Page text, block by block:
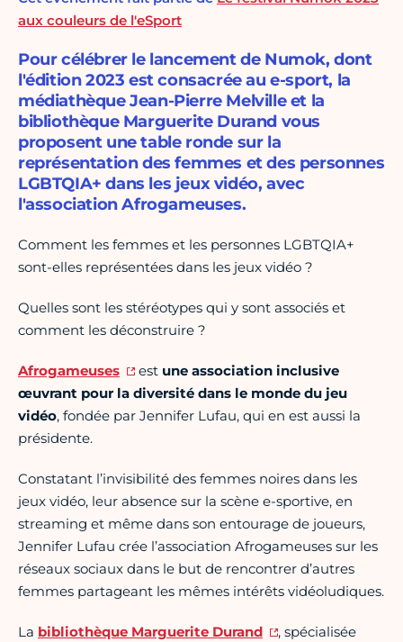
aux couleurs de l'eSport
Pour célébrer le lancement de Numok, dont
l'édition 2023 est consacrée au e-sport, la
médiathèque Jean-Pierre Melville et la
bibliothèque Marguerite Durand vous
proposent une table ronde sur la
représentation des femmes et des personnes
LGBTQIA+ dans les jeux vidéo, avec
l'association Afrogameuses.
Comment les femmes et les personnes LGBTQIA+
sont-elles représentées dans les jeux vidéo ?
Quelles sont les stéréotypes qui y sont associés et
comment les déconstruire ?
Afrogameuses est une association inclusive
œuvrant pour la diversité dans le monde du jeu
vidéo, fondée par Jennifer Lufau, qui en est aussi la
présidente.
Constatant l’invisibilité des femmes noires dans les
jeux vidéo, leur absence sur la scène e-sportive, en
streaming et même dans son entourage de joueurs,
Jennifer Lufau crée l’association Afrogameuses sur les
réseaux sociaux dans le but de rencontrer d’autres
femmes partageant les mêmes intérêts vidéoludiques.
La bibliothèque Marguerite Durand
, spécialisée